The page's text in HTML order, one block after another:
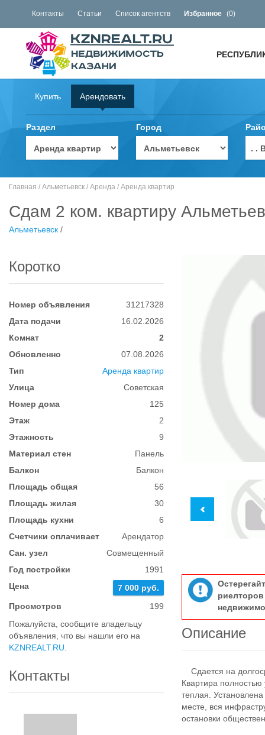
Контакты Статьи Список агентств Избранное (0)
Купить Арендовать
Раздел Город
. .
Главная / Альметьевск / Аренда / Аренда квартир
Сдам 2 ком. квартиру
Альметьевск /
Коротко
Номер объявления
31217328
Дата подачи
16.02.2026
Комнат
2
Обновленно
07.08.2026
Тип
Аренда квартир
Улица
Советская
Номер дома
125
Этаж
2
Этажность
9
Материал стен
Панель
Балкон
Балкон
Площадь общая
56
Площадь жилая
30
Площадь кухни
6
Счетчики оплачивает
Арендатор
Сан. узел
Совмещенный
Год постройки
1991
Цена
7 000 руб.
Просмотров
199
Пожалуйста, сообщите владельцу
объявления, что вы нашли его на
KZNREALT.RU
Контакты
Описание
Сдается на
Квартира
теплая.
месте, вся
остановки